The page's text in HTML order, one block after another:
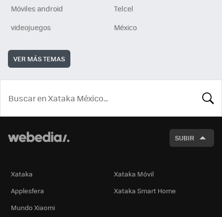
Móviles android
Telcel
videojuegos
México
VER MÁS TEMAS
SUBIR
Xataka
Xataka Móvil
Applesfera
Xataka Smart Home
Mundo Xiaomi